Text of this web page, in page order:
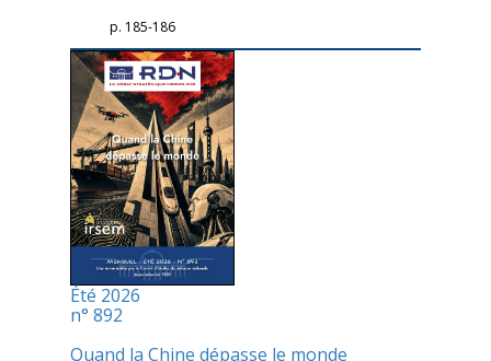
p. 185-186
Été 2026
n° 892
Quand la Chine dépasse le monde